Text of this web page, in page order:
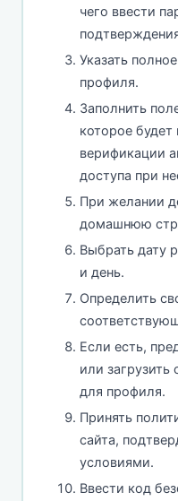
чего ввести
Указать
профиля.
Заполнить
которое будет
верификации
доступа при
При желании
домашнюю
Выбрать дату
и день.
Определить
Если есть,
или
для профиля.
Принять
сайта,
условиями.
Ввести код